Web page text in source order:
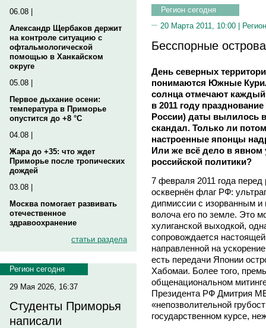
06.08 |
Александр Щербаков держит
на контроле ситуацию с
офтальмологической
помощью в Ханкайском
округе
05.08 |
Первое дыхание осени:
температура в Приморье
опустится до +8 °C
04.08 |
Жара до +35: что ждет
Приморье после тропических
дождей
03.08 |
Москва помогает развивать
отечественное
здравоохранение
статьи раздела
Регион сегодня
29 Мая 2026, 16:37
Студенты Приморья
написали
Регион сегодня
20 Марта 2011, 10:00 |
Бесспорные острова
День северных
понимаются Южные
солнца отмечают
в 2011 году
России) даты вылилось
скандал. Только ли
настроенные японцы
Или же всё дело в явном
российской политики?
7 февраля 2011 года
осквернён флаг РФ:
дипмиссии с изорванным
волоча его по земле. Это
хулиганской выходкой,
сопровождается
направленной на
есть передачи Японии
Хабомаи. Более того,
общенациональном
Президента РФ Дмитрия
«непозволительной
государственном курсе,